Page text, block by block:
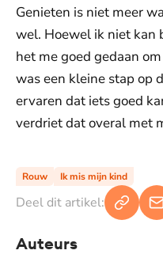
Genieten is niet meer
wel. Hoewel ik niet kan
het me goed gedaan
was een kleine stap op
ervaren dat iets goed
verdriet dat overal met
Rouw Ik mis mijn kind
Deel dit artikel:
Auteurs